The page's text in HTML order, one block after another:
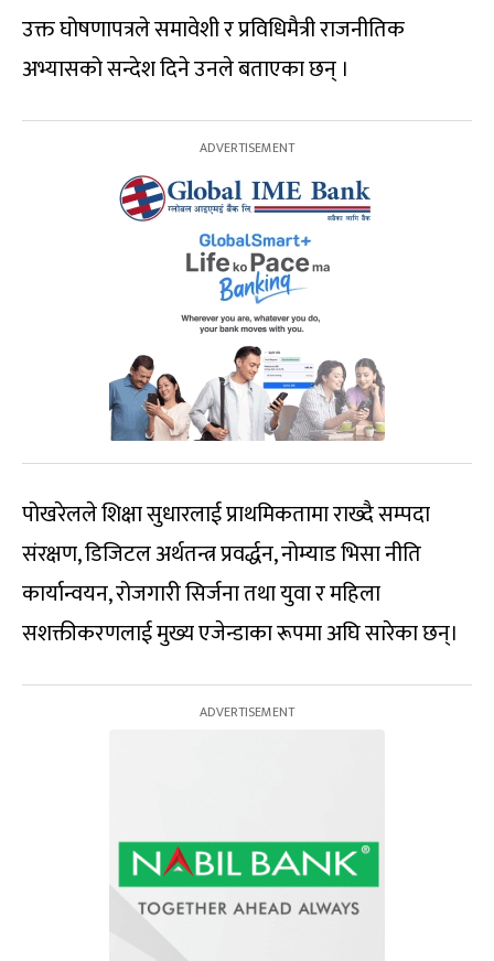
उक्त घोषणापत्रले समावेशी र प्रविधिमैत्री राजनीतिक
अभ्यासको सन्देश दिने उनले बताएका छन् ।
पोखरेलले शिक्षा सुधारलाई प्राथमिकतामा राख्दै सम्पदा
संरक्षण, डिजिटल अर्थतन्त्र प्रवर्द्धन, नोम्याड भिसा नीति
कार्यान्वयन, रोजगारी सिर्जना तथा युवा र महिला
सशक्तीकरणलाई मुख्य एजेन्डाका रूपमा अघि सारेका छन्।